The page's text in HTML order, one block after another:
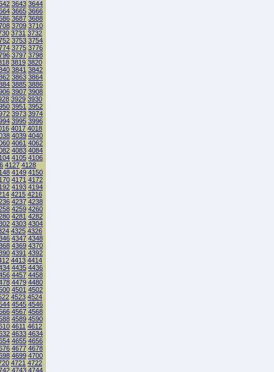
3643 3644
3665 3666
3687 3688
3709 3710
3731 3732
3753 3754
3775 3776
3797 3798
3819 3820
3841 3842
3863 3864
3885 3886
3907 3908
3929 3930
3951 3952
3973 3974
3995 3996
4017 4018
4039 4040
4061 4062
4083 4084
4105 4106
4127 4128
4149 4150
4171 4172
4193 4194
4215 4216
4237 4238
4259 4260
4281 4282
4303 4304
4325 4326
4347 4348
4369 4370
4391 4392
4413 4414
4435 4436
4457 4458
4479 4480
4501 4502
4523 4524
4545 4546
4567 4568
4589 4590
4611 4612
4633 4634
4655 4656
4677 4678
4699 4700
4721 4722
4743 4744